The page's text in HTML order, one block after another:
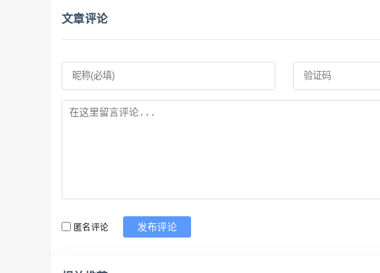
文章评论
匿名评论 发布评论